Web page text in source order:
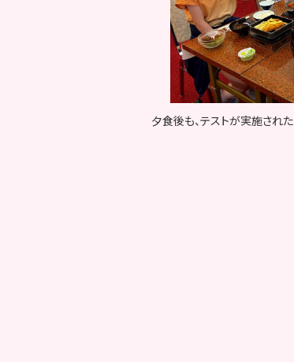
夕食後も、テストが実施され